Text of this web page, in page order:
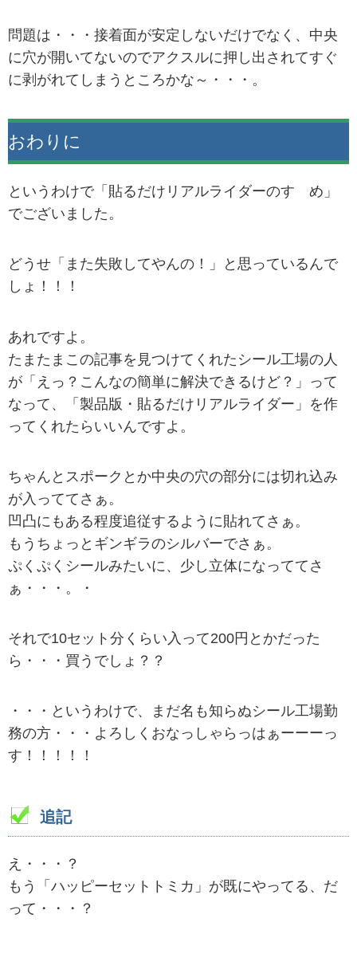
問題は・・・接着面が安定しないだけでなく、中央
に穴が開いてないのでアクスルに押し出されてすぐ
に剥がれてしまうところかな～・・・。
おわりに
というわけで「貼るだけリアルライダーのすゝめ」
でございました。
どうせ「また失敗してやんの！」と思っているんで
しょ！！！
あれですよ。
たまたまこの記事を見つけてくれたシール工場の人
が「えっ？こんなの簡単に解決できるけど？」って
なって、「製品版・貼るだけリアルライダー」を作
ってくれたらいいんですよ。
ちゃんとスポークとか中央の穴の部分には切れ込み
が入っててさぁ。
凹凸にもある程度追従するように貼れてさぁ。
もうちょっとギンギラのシルバーでさぁ。
ぷくぷくシールみたいに、少し立体になっててさ
ぁ・・・。・
それで10セット分くらい入って200円とかだった
ら・・・買うでしょ？？
・・・というわけで、まだ名も知らぬシール工場勤
務の方・・・よろしくおなっしゃらっはぁーーーっ
す！！！！！
追記
え・・・？
もう「ハッピーセットトミカ」が既にやってる、だ
って・・・？